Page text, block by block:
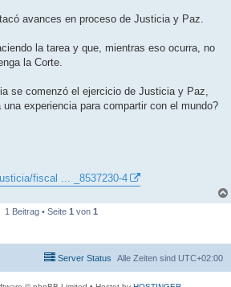
avances en proceso de Justicia y Paz.
la tarea y que, mientras eso ocurra, no
la Corte.
se comenzó el ejercicio de Justicia y Paz,
experiencia para compartir con el mundo?
fiscal ... _8537230-4
1 Beitrag • Seite 1 von 1
Alle Zeiten sind UTC+02:00
Server Status